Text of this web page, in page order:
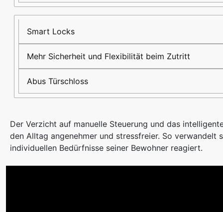
Smart Locks
Mehr Sicherheit und Flexibilität beim Zutritt
Abus Türschloss
Der Verzicht auf manuelle Steuerung und das
den Alltag angenehmer und stressfreier. So verwandelt
individuellen Bedürfnisse seiner Bewohner reagiert.